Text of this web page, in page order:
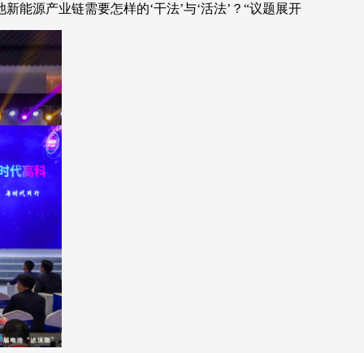
能源产业链需要怎样的‘干法’与‘活法’？“议题展开